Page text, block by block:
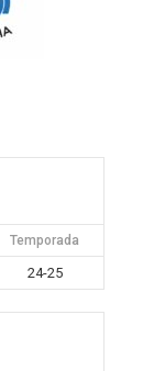
Temporada
24-25